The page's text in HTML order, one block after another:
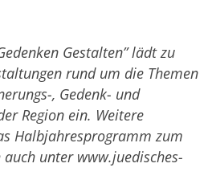
Gestalten” lädt zu
rund um die Themen
, Gedenk- und
Region ein. Weitere
Halbjahresprogramm zum
unter www.juedisches-